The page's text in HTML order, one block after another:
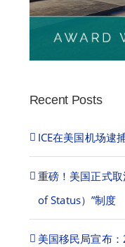
Recent Posts
ICE在美国机场逮
重磅！美国正式
of Status）”制度
美国移民局宣布